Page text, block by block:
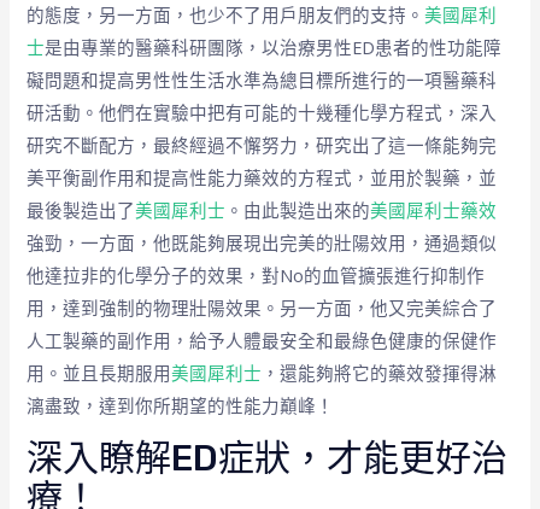
的態度，另一方面，也少不了用戶朋友們的支持。美國犀利
士是由專業的醫藥科研團隊，以治療男性ED患者的性功能障
礙問題和提高男性性生活水準為總目標所進行的一項醫藥科
研活動。他們在實驗中把有可能的十幾種化學方程式，深入
研究不斷配方，最終經過不懈努力，研究出了這一條能夠完
美平衡副作用和提高性能力藥效的方程式，並用於製藥，並
最後製造出了美國犀利士 。由此製造出來的美國犀利士藥效
強勁，一方面，他既能夠展現出完美的壯陽效用，通過類似
他達拉非的化學分子的效果，對No的血管擴張進行抑制作
用，達到強制的物理壯陽效果。另一方面，他又完美綜合了
人工製藥的副作用，給予人體最安全和最綠色健康的保健作
用。並且長期服用美國犀利士 ，還能夠將它的藥效發揮得淋
漓盡致，達到你所期望的性能力巔峰！
深入瞭解ED症狀，才能更好治
療！